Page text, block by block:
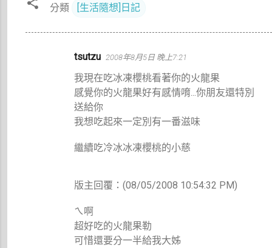
分類 [生活隨想]日記
tsutzu 2008年8月5日 晚上7:21
我現在吃冰凍櫻桃看著你的火龍果
感覺你的火龍果好有感情唷...你朋友還特別
送給你
我想吃起來一定別有一番滋味
繼續吃冷冰冰凍櫻桃的小慈
版主回覆：(08/05/2008 10:54:32 PM)
ㄟ啊
超好吃的火龍果勒
可惜還要分一半給我大姊